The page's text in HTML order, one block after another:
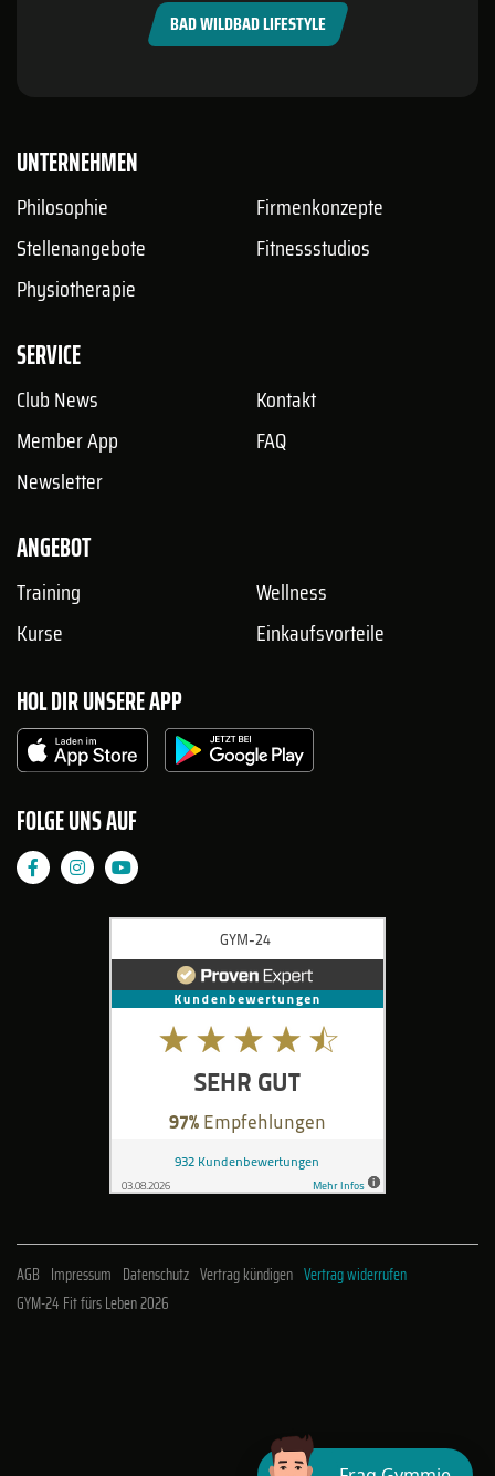
BAD WILDBAD LIFESTYLE
UNTERNEHMEN
Philosophie
Stellenangebote
Physiotherapie
Firmenkonzepte
Fitnessstudios
SERVICE
Club News
Member App
Newsletter
Kontakt
FAQ
ANGEBOT
Training
Kurse
Wellness
Einkaufsvorteile
HOL DIR UNSERE APP
FOLGE UNS AUF
AGB Impressum Datenschutz Vertrag kündigen Vertrag widerrufen
GYM-24 Fit fürs Leben 2026